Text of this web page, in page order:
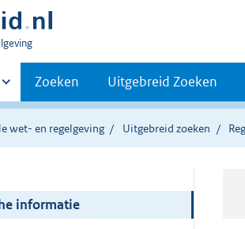
Zoeken Uitgebreid Zoeken
wet- en regelgeving Uitgebreid zoeken
informatie